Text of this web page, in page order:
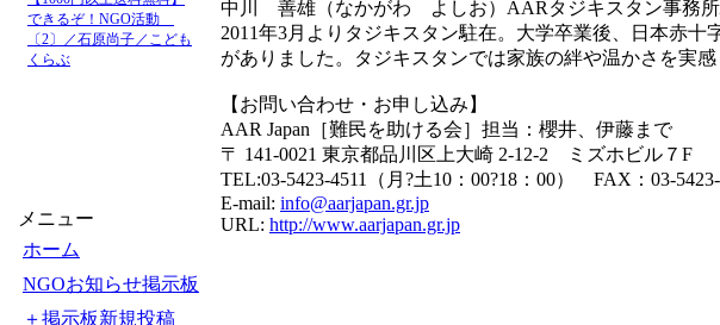
できるぞ！NGO活動
〔2〕／石原尚子／こども
くらぶ
メニュー
ホーム
NGOお知らせ掲示板
＋掲示板新規投稿
中川 善雄（なかがわ よしお）AARタジキスタン事務所
2011年3月よりタジキスタン駐在。大学卒業後、日本赤
がありました。タジキスタンでは家族の絆や温かさを実感
【お問い合わせ・お申し込み】
AAR Japan［難民を助ける会］担当：櫻井、伊藤まで
〒 141-0021 東京都品川区上大崎 2-12-2 ミズホビル７F
TEL:03-5423-4511（月?土10：00?18：00） FAX：03-
E-mail: info@aarjapan.gr.jp
URL: http://www.aarjapan.gr.jp